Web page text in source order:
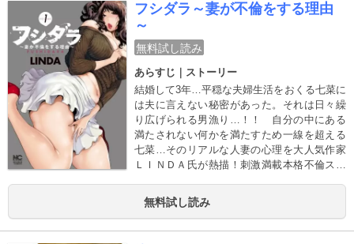
フシダラ～妻が不倫をする理由
～
無料試し読み
あらすじ｜ストーリー
結婚して3年…平穏な夫婦生活をおくる七菜に
は夫に言えない秘密があった。それは日々繰
り広げられる男漁り…！！ 自分の中にある
満たされない何かを満たすため一線を超える
七菜…そのリアルな人妻の心理を大人気作家
ＬＩＮＤＡ氏が熱描！刺激満載本格不倫スト
無料試し読み